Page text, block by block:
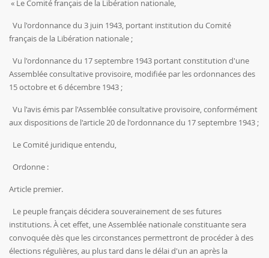
« Le Comité français de la Libération nationale,
Vu l'ordonnance du 3 juin 1943, portant institution du Comité
français de la Libération nationale ;
Vu l'ordonnance du 17 septembre 1943 portant constitution d'une
Assemblée consultative provisoire, modifiée par les ordonnances des
15 octobre et 6 décembre 1943 ;
Vu l'avis émis par l'Assemblée consultative provisoire, conformément
aux dispositions de l'article 20 de l'ordonnance du 17 septembre 1943 ;
Le Comité juridique entendu,
Ordonne :
Article premier.
Le peuple français décidera souverainement de ses futures
institutions. À cet effet, une Assemblée nationale constituante sera
convoquée dès que les circonstances permettront de procéder à des
élections régulières, au plus tard dans le délai d'un an après la